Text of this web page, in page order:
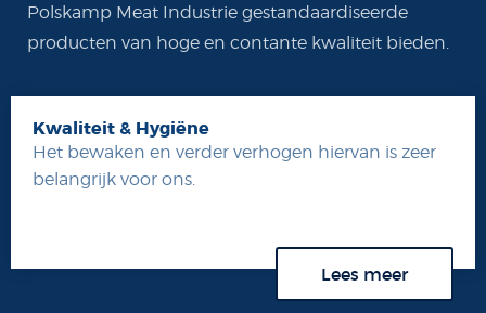
Polskamp Meat Industrie gestandaardiseerde
producten van hoge en contante kwaliteit bieden.
Kwaliteit & Hygiëne
Het bewaken en verder verhogen hiervan is zeer
belangrijk voor ons.
Lees meer